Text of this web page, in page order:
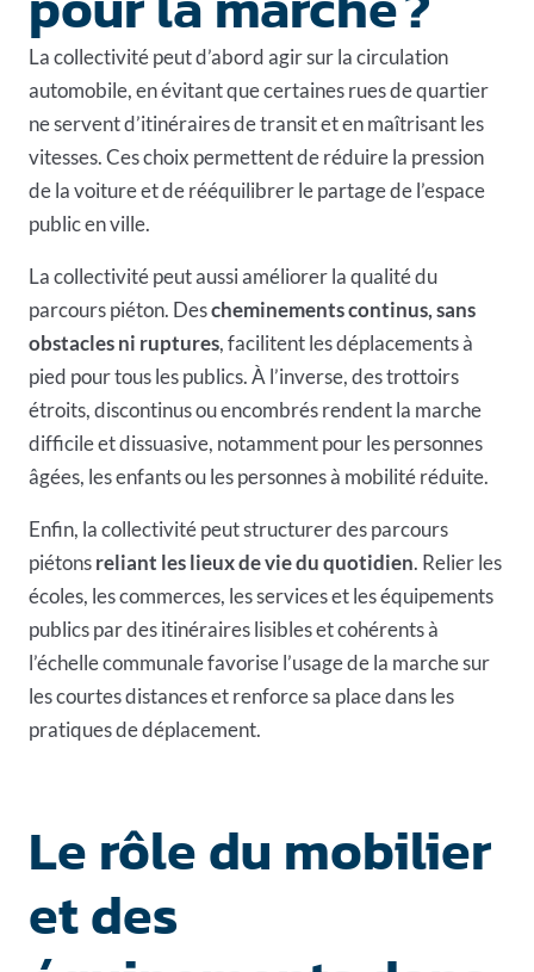
La collectivité peut d’abord agir sur la circulation
automobile, en évitant que certaines rues de quartier
ne servent d’itinéraires de transit et en maîtrisant les
vitesses. Ces choix permettent de réduire la pression
de la voiture et de rééquilibrer le partage de l’espace
public en ville.
La collectivité peut aussi améliorer la qualité du
parcours piéton. Descheminements continus, sans
obstacles ni ruptures, facilitent les déplacements à
pied pour tous les publics. À l’inverse, des trottoirs
étroits, discontinus ou encombrés rendent la marche
difficile et dissuasive, notamment pour les personnes
âgées, les enfants ou les personnes à mobilité réduite.
Enfin, la collectivité peut structurer des parcours
piétonsreliant les lieux de vie du quotidien. Relierles
écoles, les commerces, les services et les équipements
publics par des itinéraires lisibles et cohérents à
l’échelle communale favorise l’usage de la marche sur
les courtes distances et renforce sa place dans les
pratiques de déplacement.
Le rôle du mobilier
et des